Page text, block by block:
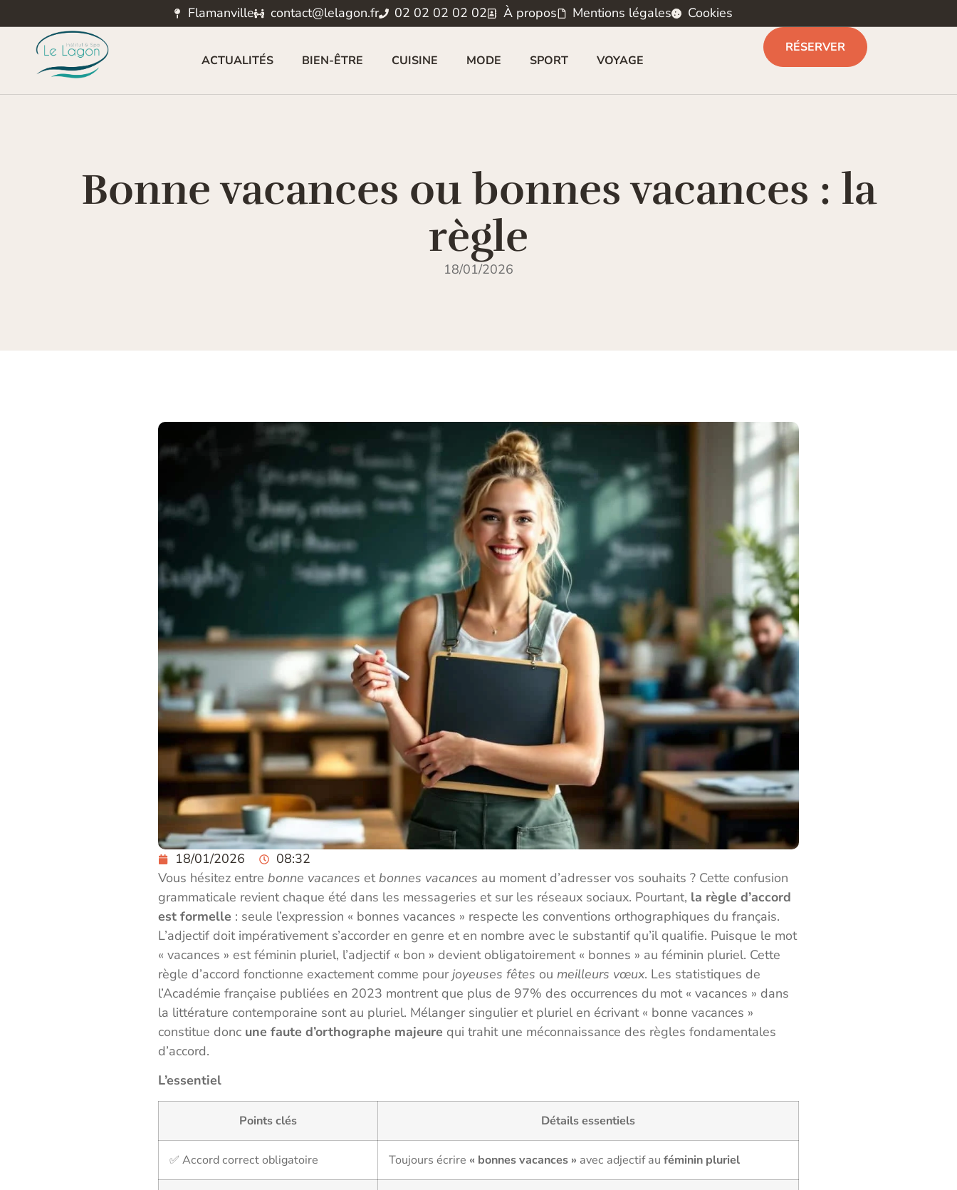
Flamanville contact@lelagon.fr 02 02 02 02 02 À propos Mentions légales Cookies
ACTUALITÉS BIEN-ÊTRE CUISINE MODE SPORT VOYAGE
RÉSERVER
Bonne vacances ou bonnes vacances : la
règle
18/01/2026
18/01/2026
08:32
Vous hésitez entre bonne vacances etbonnes vacances au moment d’adresser vos souhaits ? Cette confusion
grammaticale revient chaque été dans les messageries et sur les réseaux sociaux. Pourtant, la règle d’accord
est formelle : seule l’expression « bonnes vacances » respecte les conventions orthographiques du français.
L’adjectif doit impérativement s’accorder en genre et en nombre avec le substantif qu’il qualifie. Puisque le mot
« vacances » est féminin pluriel, l’adjectif « bon » devient obligatoirement « bonnes » au féminin pluriel. Cette
règle d’accord fonctionne exactement comme pourjoyeuses fêtes ou meilleurs vœux. Les statistiques de
l’Académie française publiées en 2023 montrent que plus de 97% des occurrences du mot « vacances » dans
la littérature contemporaine sont au pluriel. Mélanger singulier et pluriel en écrivant « bonne vacances »
constitue donc une faute d’orthographe majeure qui trahit une méconnaissance des règles fondamentales
d’accord.
L’essentiel
Points clés Détails essentiels
✅ Accord correct obligatoire Toujours écrire « bonnes vacances » avec adjectif au féminin pluriel